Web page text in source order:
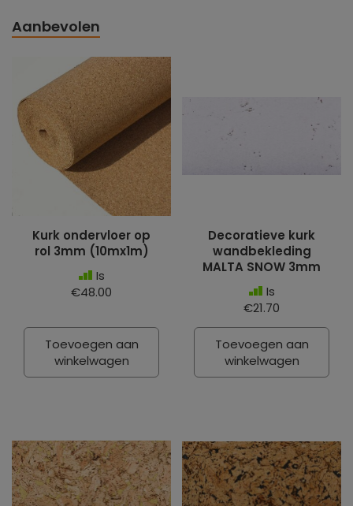
Aanbevolen
Kurk ondervloer op
rol 3mm (10mx1m)
Is
€48.00
Toevoegen aan
winkelwagen
Decoratieve kurk
wandbekleding
MALTA SNOW 3mm
Is
€21.70
Toevoegen aan
winkelwagen